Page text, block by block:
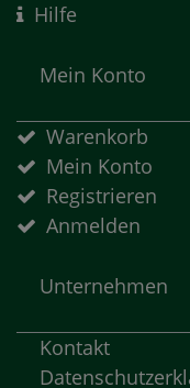
Hilfe
Mein Konto
Warenkorb
Mein Konto
Registrieren
Anmelden
Unternehmen
Kontakt